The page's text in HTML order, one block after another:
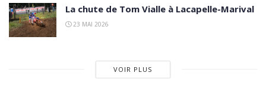
La chute de Tom Vialle à Lacapelle-Marival
23 MAI 2026
VOIR PLUS